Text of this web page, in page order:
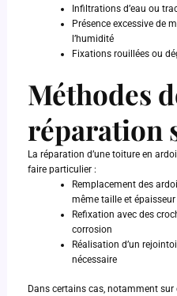
Infiltrations d’eau ou
Présence excessive de
l’humidité
Fixations rouillées ou
Méthodes
réparation
La réparation d’une toiture en
faire particulier :
Remplacement des
même taille et épaisseur
Refixation avec des
corrosion
Réalisation d’un
nécessaire
Dans certains cas, notamment